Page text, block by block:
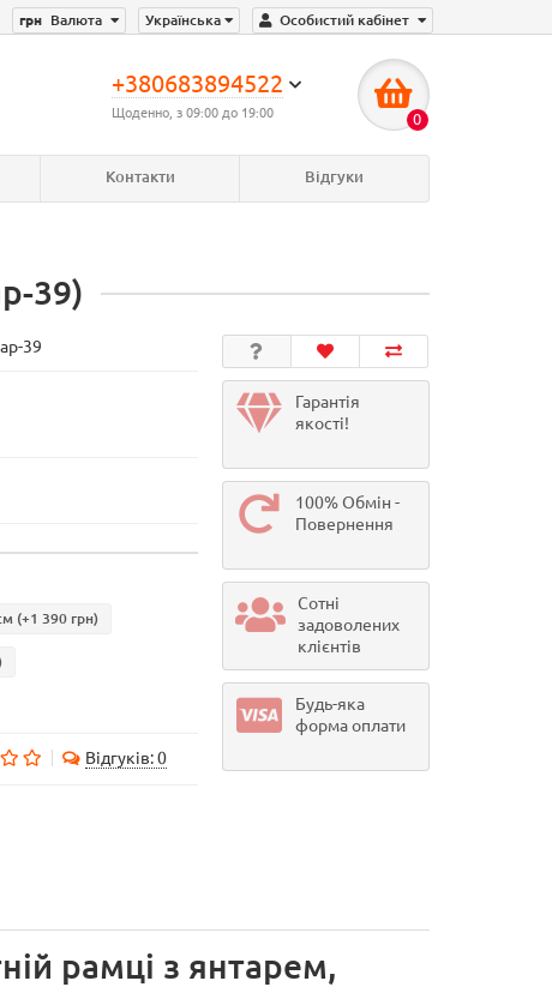
Особистий кабінет
Українська
грн Валюта
+380683894522
Щоденно, з 09:00 до 19:00 0
Контакти Відгуки
39)
ар-39
(+1 390 грн)
Відгуків: 0
Гарантія
якості!
100% Обмін -
Повернення
Сотні
задоволених
клієнтів
Будь-яка
форма оплати
рамці з янтарем,